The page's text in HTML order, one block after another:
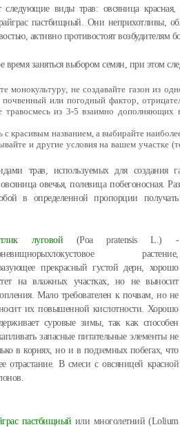
виды трав: овсяница красная,
пастбищный. Они неприхотливы,
активно противостоят возбудителям
время заняться выбором семян, при этом
монокультуру, не создавайте газон из
или погодный фактор,
травосмесь из 3-5 взаимно дополняющих
с красивым названием, а выбирайте
и другие условия на вашем участке
трав, используемых для создания
овечья, полевица побегоносная.
в определенной пропорции
луговой (Poa pratensis L.) -
растение,
прекрасный густой дерн, хорошо
на влажных участках, но не выносит
Мало требователен к почвам, но не
их повышенной кислотности. Хорошо
суровые зимы, так как способен
запасные питательные элементы не
в корнях, но и в подземных побегах, что
отрастание. В смеси с овсяницей красной
пастбищный или многолетний (Lolium